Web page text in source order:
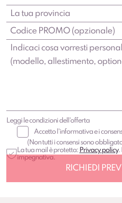
Leggi le condizioni dell'offerta
Accetto l'informativa e i
(Non tutti i consensi sono
La tua mail è protetta: Privacy policy.
impegnativa.